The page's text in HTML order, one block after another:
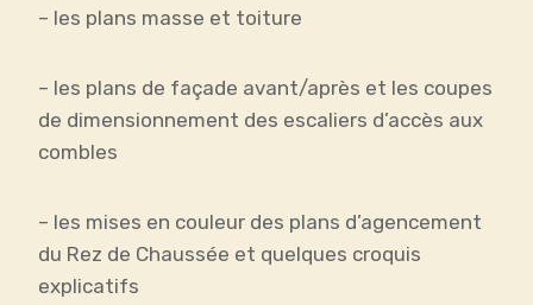
– les plans masse et toiture
– les plans de façade avant/après et les coupes
de dimensionnement des escaliers d’accès aux
combles
– les mises en couleur des plans d’agencement
du Rez de Chaussée et quelques croquis
explicatifs